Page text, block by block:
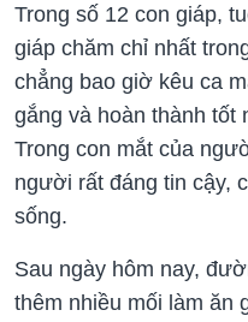
Trong số 12 con giáp,
giáp chăm chỉ nhất
chẳng bao giờ kêu ca
gắng và hoàn thành
Trong con mắt của
người rất đáng tin cậy,
sống.
Sau ngày hôm nay,
thêm nhiều mối làm ăn